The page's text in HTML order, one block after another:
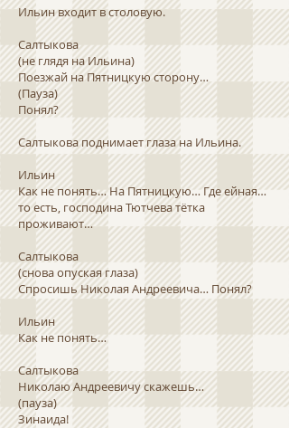
Ильин входит в столовую.
Салтыкова
(не глядя на Ильина)
Поезжай на Пятницкую сторону…
(Пауза)
Понял?
Салтыкова поднимает глаза на Ильина.
Ильин
Как не понять… На Пятницкую… Где ейная…
то есть, господина Тютчева тётка
проживают…
Салтыкова
(снова опуская глаза)
Спросишь Николая Андреевича… Понял?
Ильин
Как не понять…
Салтыкова
Николаю Андреевичу скажешь…
(пауза)
Зинаида!